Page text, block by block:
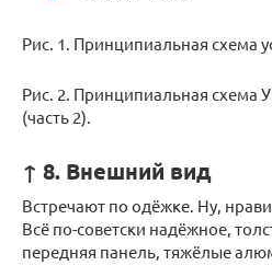
Рис. 1. Принципиальная схема
Рис. 2. Принципиальная схема
(часть 2).
↑ 8. Внешний вид
Встречают по одёжке. Ну,
Всё по-советски надёжное,
передняя панель, тяжёлые